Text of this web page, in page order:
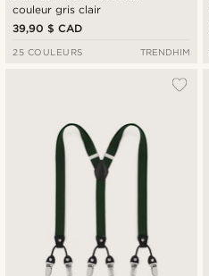
couleur gris clair
39,90 $ CAD
25 COULEURS TRENDHIM